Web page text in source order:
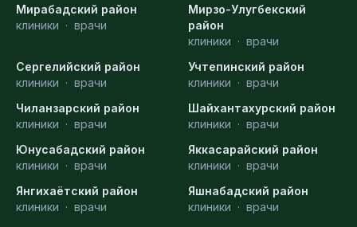
Мирабадский район
клиники · врачи
Мирзо-Улугбекский
район
клиники · врачи
Сергелийский район
клиники · врачи
Учтепинский район
клиники · врачи
Чиланзарский район
клиники · врачи
Шайхантахурский район
клиники · врачи
Юнусабадский район
клиники · врачи
Яккасарайский район
клиники · врачи
Янгихаётский район
клиники · врачи
Яшнабадский район
клиники · врачи